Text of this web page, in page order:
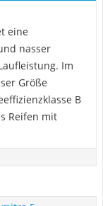
eine
nasser
Im
Größe
B
Reifen mit